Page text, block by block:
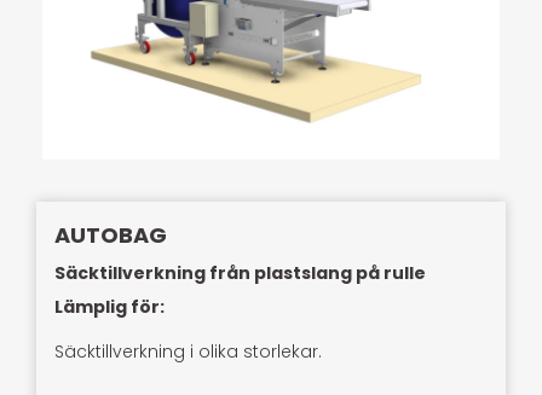
AUTOBAG
Säcktillverkning från plastslang på rulle
Lämplig för:
Säcktillverkning i olika storlekar.